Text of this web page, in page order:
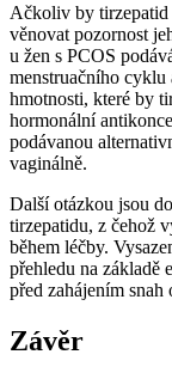
Ačkoliv by tirzepatid
věnovat pozornost
u žen s PCOS
menstruačního cyklu
hmotnosti, které by
hormonální
podávanou
vaginálně.
Další otázkou jsou
tirzepatidu, z čehož
během léčby.
přehledu na základě
před zahájením snah
Závěr